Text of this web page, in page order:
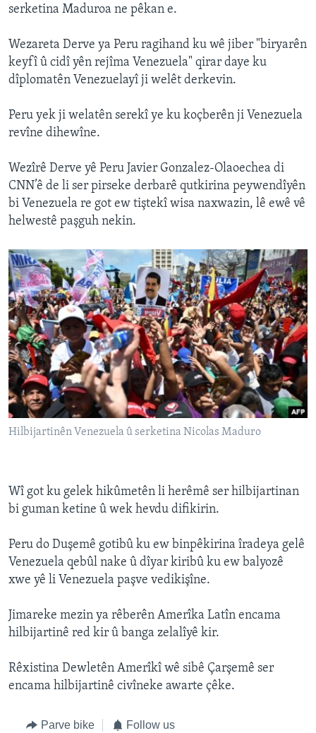
serketina Maduroa ne pêkan e.
Wezareta Derve ya Peru ragihand ku wê jiber "biryarên
keyfî û cidî yên rejîma Venezuela" qirar daye ku
dîplomatên Venezuelayî ji welêt derkevin.
Peru yek ji welatên serekî ye ku koçberên ji Venezuela
revîne dihewîne.
Wezîrê Derve yê Peru Javier Gonzalez-Olaoechea di
CNN’ê de li ser pirseke derbarê qutkirina peywendîyên
bi Venezuela re got ew tiştekî wisa naxwazin, lê ewê vê
helwestê paşguh nekin.
Hilbijartinên Venezuela û serketina Nicolas Maduro
Wî got ku gelek hikûmetên li herêmê ser hilbijartinan
bi guman ketine û wek hevdu difikirin.
Peru do Duşemê gotibû ku ew binpêkirina îradeya gelê
Venezuela qebûl nake û dîyar kiribû ku ew balyozê
xwe yê li Venezuela paşve vedikişîne.
Jimareke mezin ya rêberên Amerîka Latîn encama
hilbijartinê red kir û banga zelalîyê kir.
Rêxistina Dewletên Amerîkî wê sibê Çarşemê ser
encama hilbijartinê civîneke awarte çêke.
Parve bike Follow us